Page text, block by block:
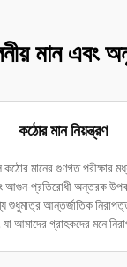
মান এবং
কঠোর মান নিয়ন্ত্রণ
মানের গুণগত পরীক্ষার
আগুন-প্রতিরোধী অন্তরক
শুধুমাত্র আন্তর্জাতিক
আমাদের গ্রাহকদের মনে